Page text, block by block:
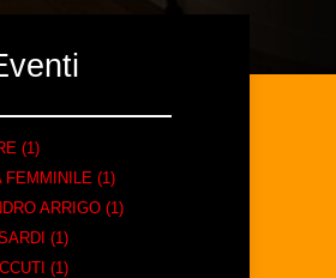
(1)
FEMMINILE (1)
ARRIGO (1)
(1)
(1)